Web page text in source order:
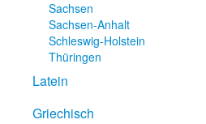
Sachsen
Sachsen-Anhalt
Schleswig-Holstein
Thüringen
Latein
Griechisch